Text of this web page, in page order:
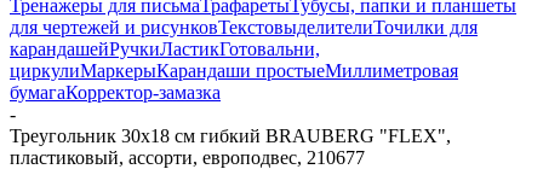
Тренажеры для письмаТрафаретыТубусы, папки и планшеты
для чертежей и рисунковТекстовыделителиТочилки для
карандашейРучкиЛастикГотовальни,
циркулиМаркерыКарандаши простыеМиллиметровая
бумагаКорректор-замазка
-
Треугольник 30х18 см гибкий BRAUBERG "FLEX",
пластиковый, ассорти, европодвес, 210677